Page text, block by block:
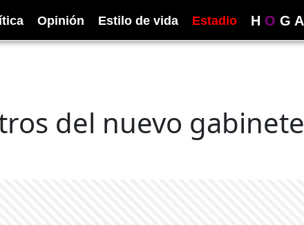
Opinión Estilo de vida Estadio H O G A
del nuevo gabinete